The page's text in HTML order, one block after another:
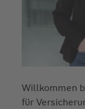
Willkommen
für